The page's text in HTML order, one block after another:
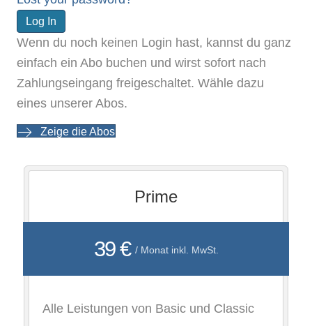
Wenn du noch keinen Login hast, kannst du ganz
einfach ein Abo buchen und wirst sofort nach
Zahlungseingang freigeschaltet. Wähle dazu
eines unserer Abos.
Zeige die Abos
Prime
39 € / Monat inkl. MwSt.
Alle Leistungen von Basic und Classic